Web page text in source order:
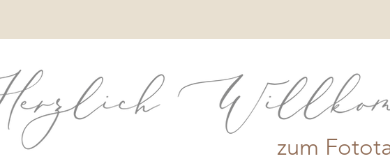
zum